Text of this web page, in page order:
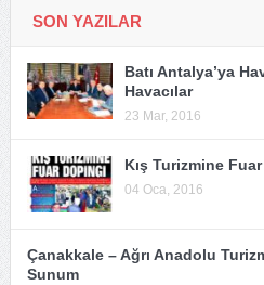
SON YAZILAR
Batı Antalya’ya
Havacılar
23 Mar, 2016
Kış Turizmine
04 Oca, 2016
Çanakkale – Ağrı Anadolu
Sunum